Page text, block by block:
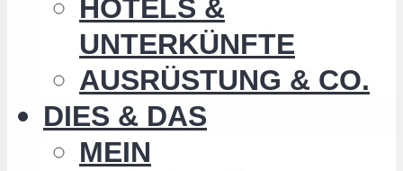
HOTELS &
UNTERKÜNFTE
AUSRÜSTUNG & CO.
DIES & DAS
MEIN